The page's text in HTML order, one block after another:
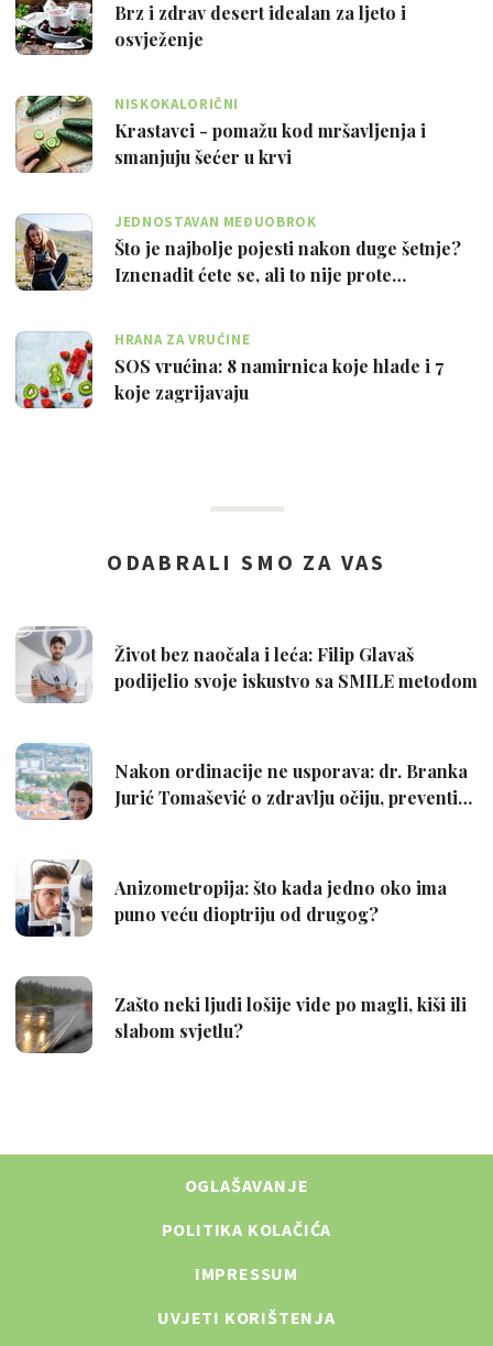
Brz i zdrav desert idealan za ljeto i
osvježenje
NISKOKALORIČNI
Krastavci - pomažu kod mršavljenja i
smanjuju šećer u krvi
JEDNOSTAVAN MEĐUOBROK
Što je najbolje pojesti nakon duge šetnje?
Iznenadit ćete se, ali to nije prote…
HRANA ZA VRUĆINE
SOS vrućina: 8 namirnica koje hlade i 7
koje zagrijavaju
OGLAŠAVANJE
POLITIKA KOLAČIĆA
IMPRESSUM
UVJETI KORIŠTENJA